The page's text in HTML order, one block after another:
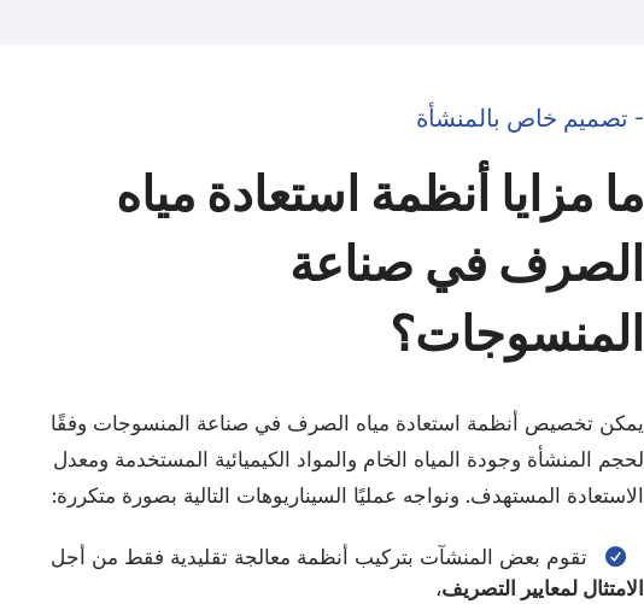
- تصميم خاص بالمنشأة
ما مزايا أنظمة استعادة مياه
الصرف في صناعة
المنسوجات؟
يمكن تخصيص أنظمة استعادة مياه الصرف في صناعة المنسوجات وفقًا
لحجم المنشأة وجودة المياه الخام والمواد الكيميائية المستخدمة ومعدل
الاستعادة المستهدف. ونواجه عمليًا السيناريوهات التالية بصورة متكررة:
تقوم بعض المنشآت بتركيب أنظمة معالجة تقليدية فقط من أجل
الامتثال لمعايير التصريف،